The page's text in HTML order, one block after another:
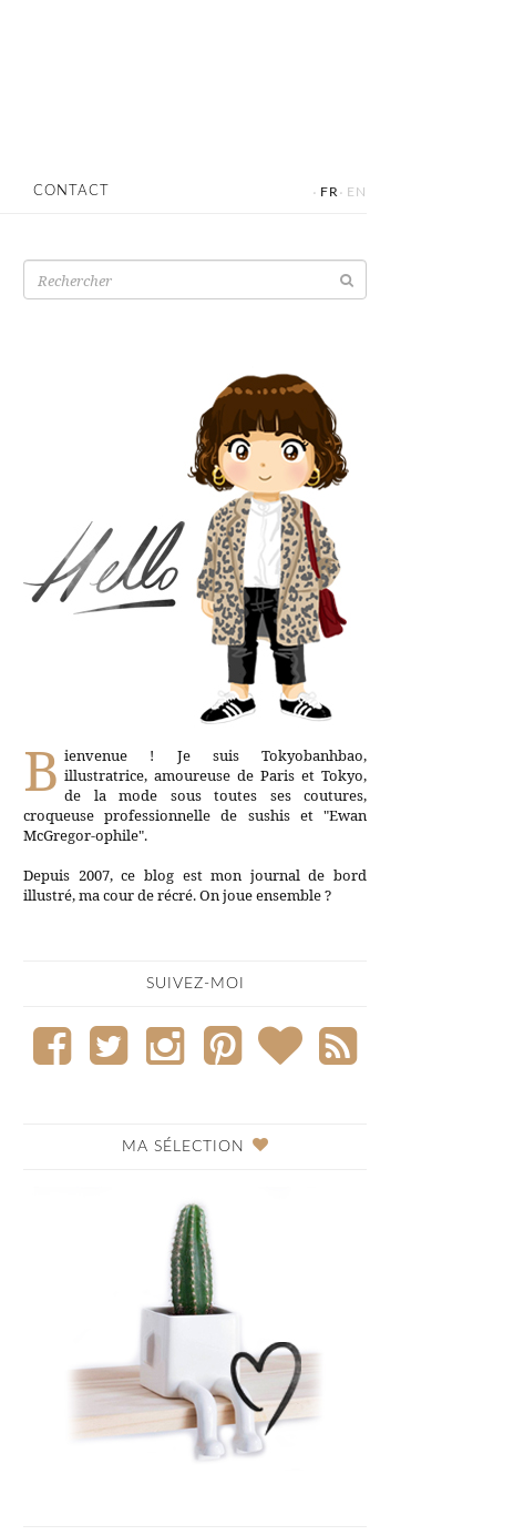
CONTACT · FR · EN
Recherche
pour:
B ienvenue ! Je suis Tokyobanhbao,
illustratrice, amoureuse de Paris et Tokyo,
de la mode sous toutes ses coutures,
croqueuse professionnelle de sushis et "Ewan
McGregor-ophile".
Depuis 2007, ce blog est mon journal de bord
illustré, ma cour de récré. On joue ensemble ?
SUIVEZ-MOI
MA SÉLECTION